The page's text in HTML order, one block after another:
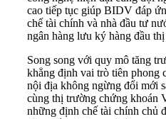
cao tiếp tục giúp BIDV đáp
chế tài chính và nhà đầu tư
ngân hàng lưu ký hàng đầu
Song song với quy mô tăng
khẳng định vai trò tiên phong
nội địa không ngừng đổi mới
cùng thị trường chứng khoán
những định chế tài chính chủ